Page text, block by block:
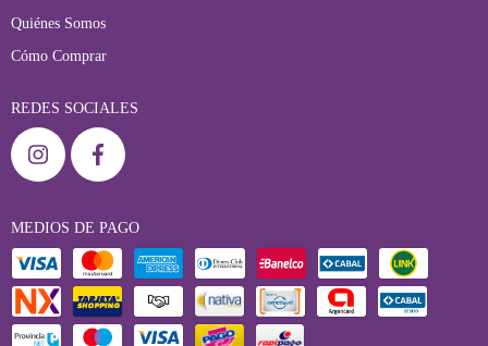
Quiénes Somos
Cómo Comprar
REDES SOCIALES
MEDIOS DE PAGO